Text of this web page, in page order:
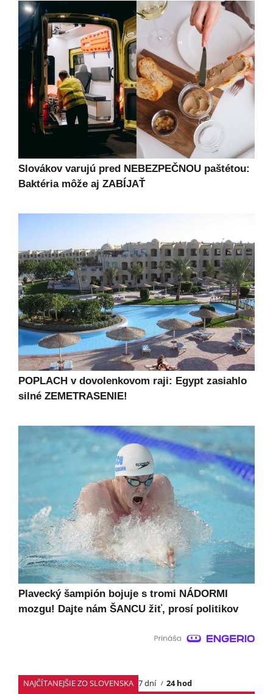
Slovákov varujú pred NEBEZPEČNOU paštétou:
Baktéria môže aj ZABÍJAŤ
POPLACH v dovolenkovom raji: Egypt zasiahlo
silné ZEMETRASENIE!
Plavecký šampión bojuje s tromi NÁDORMI
mozgu! Dajte nám ŠANCU žiť, prosí politikov
NAJČÍTANEJŠIE ZO SLOVENSKA 7 dní 24 hod